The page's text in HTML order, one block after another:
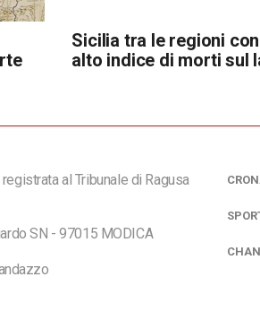
Sicilia tra le regioni
alto indice di morti sul
al Tribunale di Ragusa
SN - 97015 MODICA